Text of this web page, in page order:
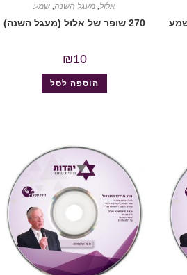
שמע
אלול, מעגל השנה, שמע
270 שופר של אלול (מעגל השנה)
₪10
הוספה לסל